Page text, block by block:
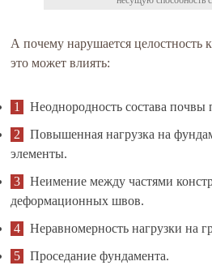
А почему нарушается целостность
это может влиять:
Неоднородность состава почвы
Повышенная нагрузка на
элементы.
Неимение между частями
деформационных швов.
Неравномерность нагрузки на
Проседание фундамента.